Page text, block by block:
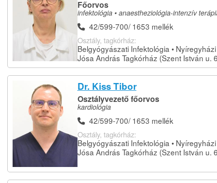
Főorvos
infektológia • anaestheziológia-intenzív
42/599-700/ 1653 mellék
Osztály, tagkórház:
Belgyógyászati Infektológia • Nyíregyházi
Jósa András Tagkórház (Szent István u.
Dr. Kiss Tibor
Osztályvezető főorvos
kardiológia
42/599-700/ 1653 mellék
Osztály, tagkórház:
Belgyógyászati Infektológia • Nyíregyházi
Jósa András Tagkórház (Szent István u.